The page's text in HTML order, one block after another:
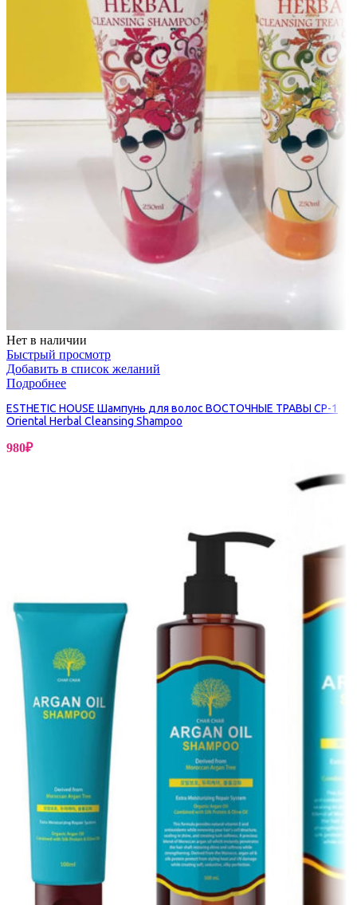
Нет в наличии
Быстрый просмотр
Добавить в список желаний
Подробнее
ESTHETIC HOUSE Шампунь для волос ВОСТОЧНЫЕ ТРАВЫ CP-1
Oriental Herbal Cleansing Shampoo
980₽